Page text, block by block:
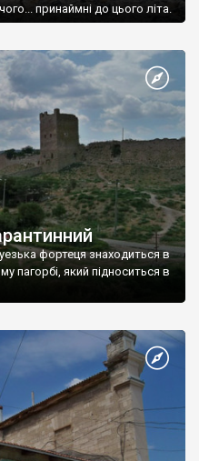
принаймні до цього літа.
фортеця знаходиться в
пагорбі, який підноситься в